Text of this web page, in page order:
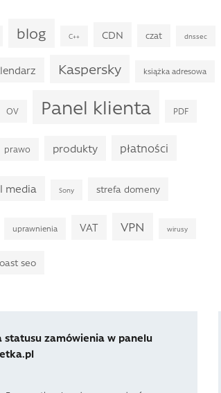
blog C++ CDN czat dnssec
Kaspersky książka adresowa
OV Panel klienta PDF
prawo produkty płatności
media Sony strefa domeny
uprawnienia VAT VPN wirusy
seo
statusu zamówienia w panelu